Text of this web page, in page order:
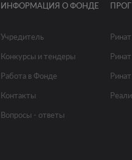
ИНФОРМАЦИЯ О ФОНДЕ
Учредитель
Конкурсы и тендеры
Работа в Фонде
Контакты
Вопросы - ответы